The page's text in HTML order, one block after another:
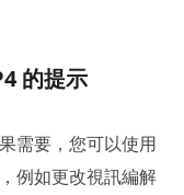
的提示
需要，您可以使用
例如更改視訊編解